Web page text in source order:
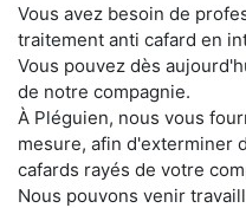
Vous avez besoin de
traitement anti cafard en
Vous pouvez dès
de notre compagnie.
À Pléguien, nous vous
mesure, afin d'exterminer
cafards rayés de votre
Nous pouvons venir